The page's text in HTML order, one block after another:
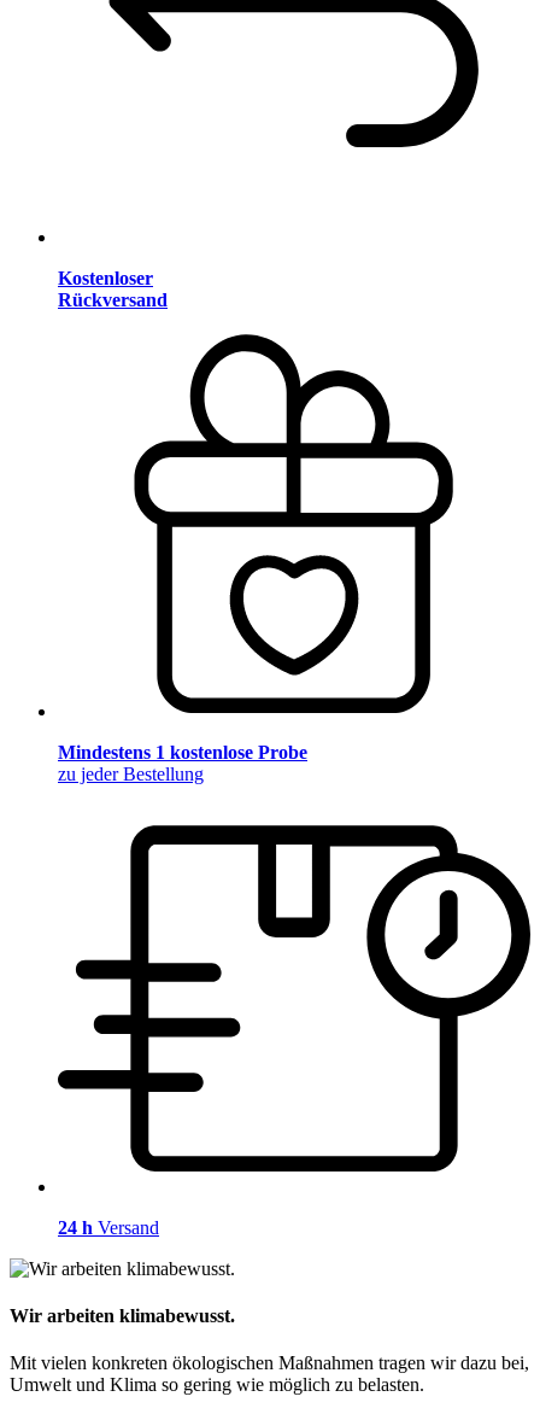
Kostenloser
Rückversand
Mindestens 1 kostenlose Probe
zu jeder Bestellung
24 h Versand
Wir arbeiten klimabewusst.
Mit vielen konkreten ökologischen Maßnahmen tragen wir dazu bei,
Umwelt und Klima so gering wie möglich zu belasten.